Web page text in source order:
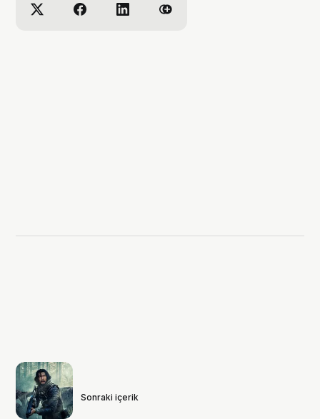
Sonraki içerik